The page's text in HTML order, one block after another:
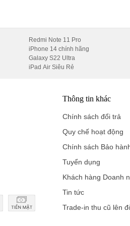
Turbo Ở Đâu Uy Tín, Hậu
hàng từ năm2012
, hệ thống
Quốc:
Đống Đa – ☎️ 0966.119.995
Biên Phủ, Ngô Quyền – ☎️
Thành Ngọ, Kiến An – ☎️
(gần Hồ Bạch Đằng) – ☎️
2, Hưng Lợi, Ninh Kiều – ☎️
Redmi Note 11 Pro
iPhone 14 chính hãng
Galaxy S22 Ultra
iPad Air Siêu Rẻ
Thông tin khác
Chính sách đổi trả
Quy chế hoạt động
Chính sách Bảo
Tuyển dụng
Khách hàng Doanh
Tin tức
Trade-in thu cũ lên